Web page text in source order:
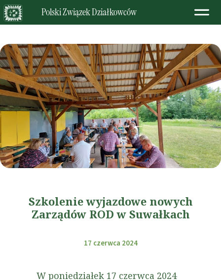
Polski Związek Działkowców
17 czerwca 2024
Szkolenie wyjazdowe nowych
Zarządów ROD w Suwałkach
W poniedziałek 17 czerwca 2024